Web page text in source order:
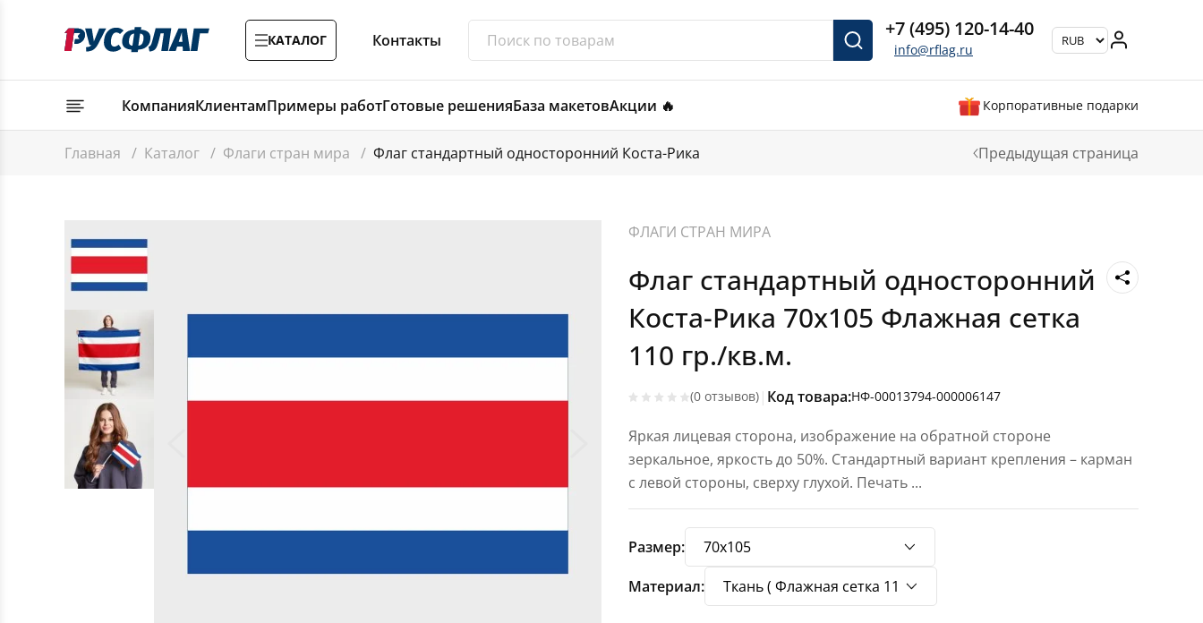
КАТАЛОГ Контакты +7 (495) 120-14-40
info@rflag.ru
КомпанияКлиентамПримеры работГотовые решенияБаза макетовАкции 🔥 Корпоративные подарки
Главная / Каталог / Флаги стран мира / Флаг стандартный односторонний Коста-Рика Предыдущая страница
ФЛАГИ СТРАН МИРА
Флаг стандартный односторонний
Коста-Рика 70х105 Флажная сетка
110 гр./кв.м.
(0 отзывов) | Код товара:НФ-00013794-000006147
Яркая лицевая сторона, изображение на обратной стороне
зеркальное, яркость до 50%. Стандартный вариант крепления – карман
с левой стороны, сверху глухой. Печать ...
Размер:
Материал: